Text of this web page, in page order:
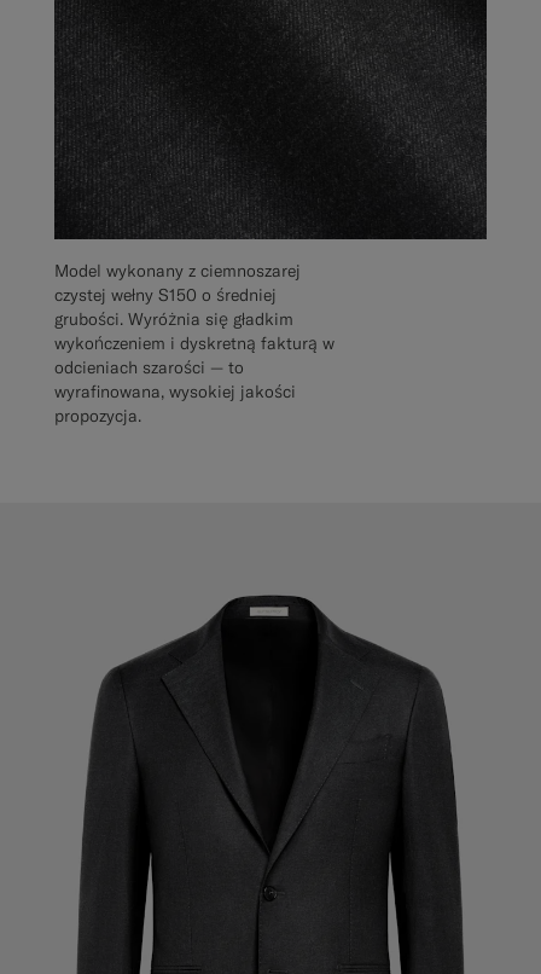
Model wykonany z ciemnoszarej
czystej wełny S150 o średniej
grubości. Wyróżnia się gładkim
wykończeniem i dyskretną fakturą w
odcieniach szarości — to
wyrafinowana, wysokiej jakości
propozycja.